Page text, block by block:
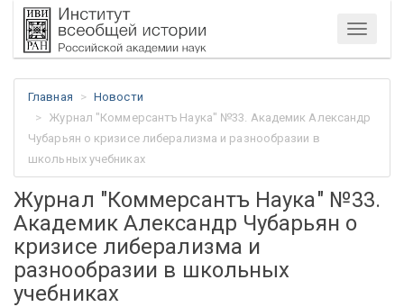
Меню
Главная
Новости
Журнал "Коммерсантъ Наука" №33. Академик Александр
Чубарьян о кризисе либерализма и разнообразии в
школьных учебниках
Журнал "Коммерсантъ Наука" №33.
Академик Александр Чубарьян о
кризисе либерализма и
разнообразии в школьных
учебниках